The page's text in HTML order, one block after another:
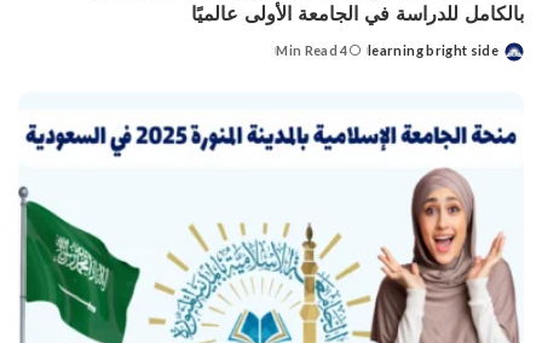
بالكامل للدراسة في الجامعة الأولى عالميًا
Posted
learning bright side
4 Min Read